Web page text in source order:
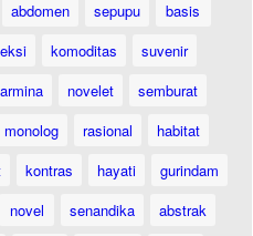
abdomen sepupu
basis
komoditas
suvenir
novelet
semburat
monolog rasional
habitat
kontras hayati
gurindam
novel senandika
abstrak